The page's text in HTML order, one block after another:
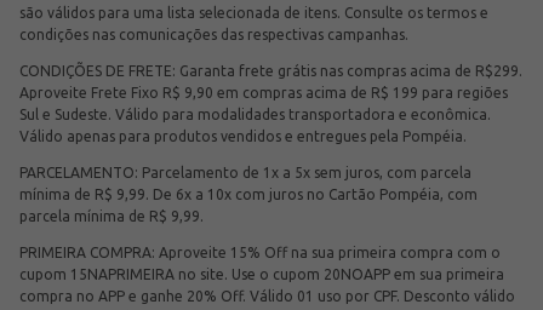
são válidos para uma lista selecionada de itens. Consulte os termos e
condições nas comunicações das respectivas campanhas.
CONDIÇÕES DE FRETE: Garanta frete grátis nas compras acima de R$299.
Aproveite Frete Fixo R$ 9,90 em compras acima de R$ 199 para regiões
Sul e Sudeste. Válido para modalidades transportadora e econômica.
Válido apenas para produtos vendidos e entregues pela Pompéia.
PARCELAMENTO: Parcelamento de 1x a 5x sem juros, com parcela
mínima de R$ 9,99. De 6x a 10x com juros no Cartão Pompéia, com
parcela mínima de R$ 9,99.
PRIMEIRA COMPRA: Aproveite 15% Off na sua primeira compra com o
cupom 15NAPRIMEIRA no site. Use o cupom 20NOAPP em sua primeira
compra no APP e ganhe 20% Off. Válido 01 uso por CPF. Desconto válido